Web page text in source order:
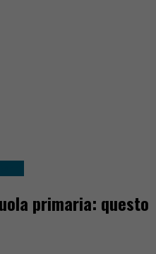
primaria: questo